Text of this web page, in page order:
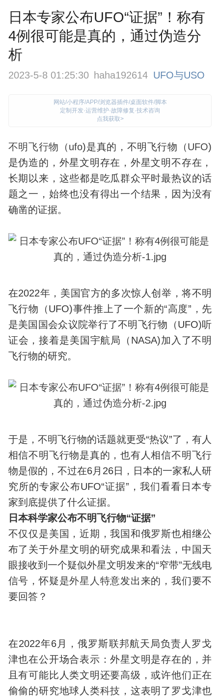
日本专家公布UFO“证据”！称有
4例很可能是真的，通过伪造分
析
2023-5-8 01:25:30 haha192614 UFO与USO
网站/小程序/APP/浏览器插件/桌面软件/脚本
定制开发·运营维护·故障修复·技术咨询
点我获取>
不明飞行物 （ufo)是真的，不明飞行物（UFO)
是伪造的，外星文明存在，外星文明不存在，
长期以来，这些都是吃瓜群众平时最热议的话
题之一，始终也没有得出一个结果，因为没有
确凿的证据。
在2022年，美国官方的多次惊人创举，将不明
飞行物（UFO)事件推上了一个新的“高度”，先
是美国 国会众议院举行了不明飞行物（UFO)听
证会，接着是美国宇航局（NASA)加入了不明
飞行物的研究。
于是，不明飞行物的话题就更受“热议”了，有人
相信不明飞行物是真的，也有人相信不明飞行
物是假的，不过在6月26日，日本的一家私人研
究所的专家公布UFO“证据”，我们看看日本专
家到底提供了什么证据。
日本科学家公布不明飞行物“证据”
不仅仅是美国，近期，我国和俄罗斯也相继公
布了关于外星文明的研究成果和看法，中国天
眼接收到一个疑似外星文明发来的“窄带”无线电
信号，怀疑是外星人 特意发出来的，我们要不
要回答？
在2022年6月，俄罗斯联邦航天局负责人罗戈
津也在公开场合表示：外星文明是存在的，并
且有可能比人类文明还要高级，或许他们正在
偷偷的研究地球人类科技 ，这表明了罗戈津也